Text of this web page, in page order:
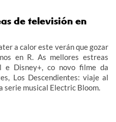
de televisión en
a calor este verán que gozar
en R. As mellores estreas
e Disney+, co novo filme da
Los Descendientes: viaje al
serie musical Electric Bloom.